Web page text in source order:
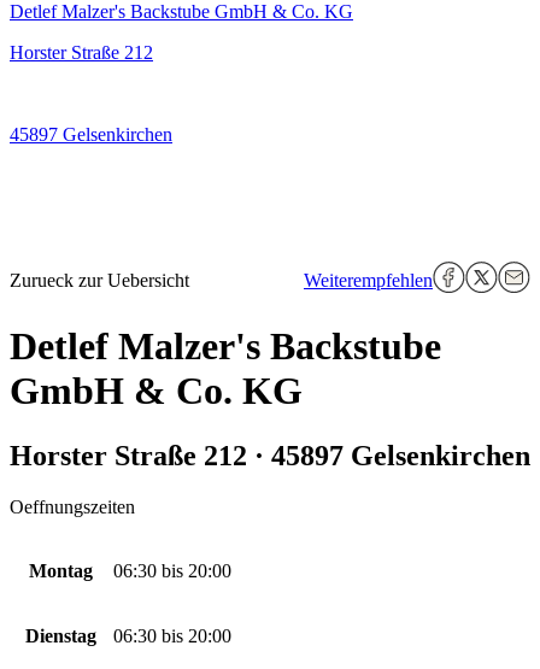
Detlef Malzer's Backstube GmbH & Co. KG
Horster Straße 212
45897 Gelsenkirchen
Zurueck zur Uebersicht Weiterempfehlen
Detlef Malzer's Backstube
GmbH & Co. KG
Horster Straße 212 · 45897 Gelsenkirchen
Oeffnungszeiten
Montag 06:30 bis 20:00
Dienstag 06:30 bis 20:00